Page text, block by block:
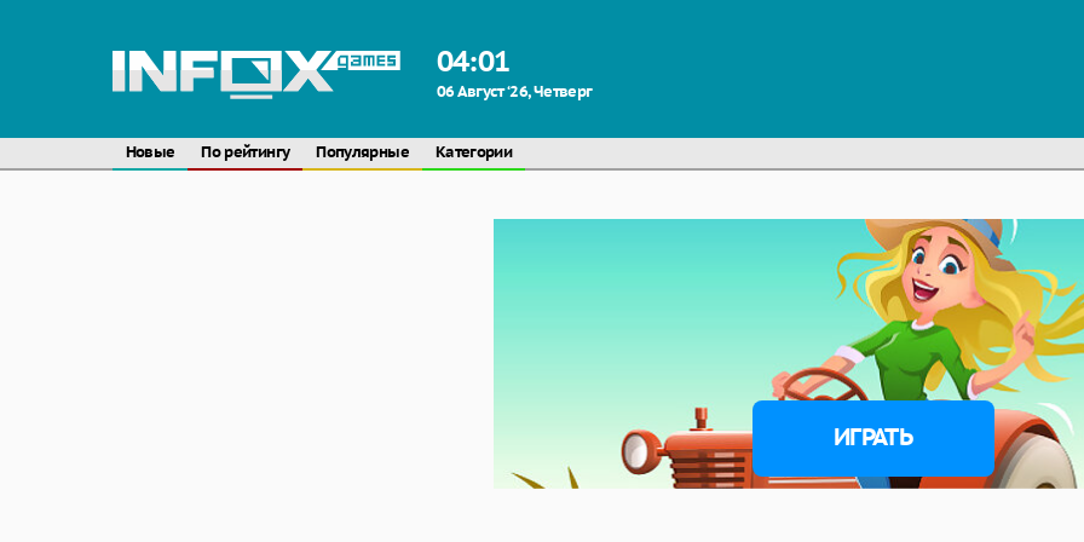
04:01
06 Август ‘26, Четверг
Новые По рейтингу Популярные Категории
ИГРАТЬ